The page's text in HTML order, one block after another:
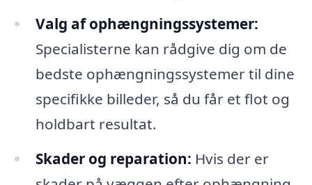
Valg af ophængningssystemer:
Specialisterne kan rådgive dig om de
bedste ophængningssystemer til dine
specifikke billeder, så du får et flot og
holdbart resultat.
Skader og reparation: Hvis der er